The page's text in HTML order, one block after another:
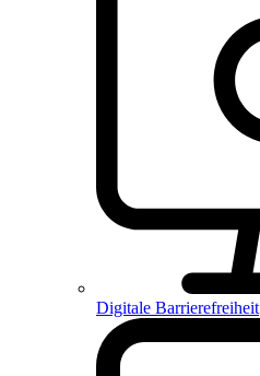
Digitale Barrierefreiheit